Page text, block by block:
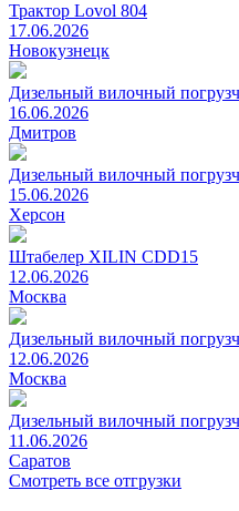
Трактор Lovol 804
17.06.2026
Новокузнецк
Дизельный вилочный
16.06.2026
Дмитров
Дизельный вилочный
15.06.2026
Херсон
Штабелер XILIN CDD15
12.06.2026
Москва
Дизельный вилочный
12.06.2026
Москва
Дизельный вилочный
11.06.2026
Саратов
Смотреть все отгрузки